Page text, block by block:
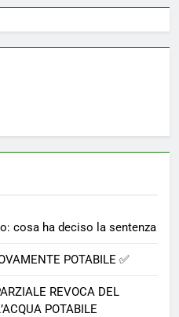
cosa ha deciso la sentenza
POTABILE ✅
REVOCA DEL
POTABILE